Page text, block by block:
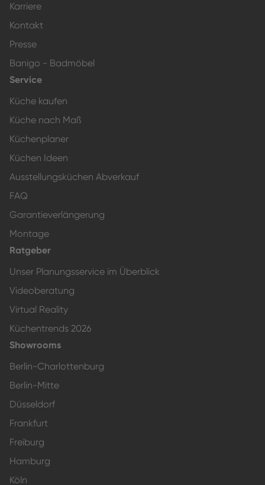
Karriere
Kontakt
Presse
Banigo - Badmöbel
Service
Küche kaufen
Küche nach Maß
Küchenplaner
Küchen Ideen
Ausstellungsküchen Abverkauf
FAQ
Garantieverlängerung
Montage
Ratgeber
Unser Planungsservice im Überblick
Videoberatung
Virtual Reality
Küchentrends 2026
Showrooms
Berlin-Charlottenburg
Berlin-Mitte
Düsseldorf
Frankfurt
Freiburg
Hamburg
Köln